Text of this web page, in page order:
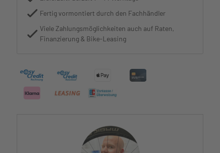
Fertig vormontiert durch den Fachhändler
Viele Zahlungsmöglichkeiten auch auf Raten,
Finanzierung & Bike-Leasing